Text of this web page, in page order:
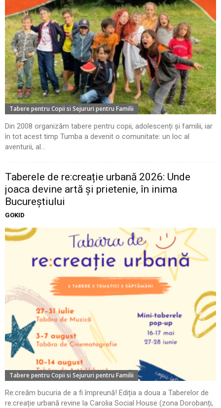
Tabere pentru Copii si Sejururi pentru Familii
Din 2008 organizăm tabere pentru copii, adolescenți și familii, iar
în tot acest timp Tumba a devenit o comunitate: un loc al
aventurii, al...
Taberele de re:creație urbană 2026: Unde
joaca devine artă și prietenie, în inima
Bucureștiului
GOKID
Tabere pentru Copii si Sejururi pentru Familii
Re:creăm bucuria de a fi împreună! Ediția a doua a Taberelor de
re:creație urbană revine la Carolia Social House (zona Dorobanți,